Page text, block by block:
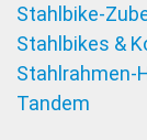
Stahlbike-
Stahlbikes &
Stahlrahmen-
Tandem